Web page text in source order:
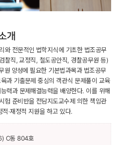
개
와 전문적인 법학지식에 기초한 법조공무
찰직, 교정직, 철도공안직, 경찰공무원 등)
원 양성에 필요한 기본법과목과 법조공무
과 기출문제 중심의 객관식 문제풀이 교육
력과 문제해결능력을 배양한다. 이를 위해
험 준비반을 전담지도교수제 의한 책임관
·재정적 지원을 하고 있다.
C동 804호